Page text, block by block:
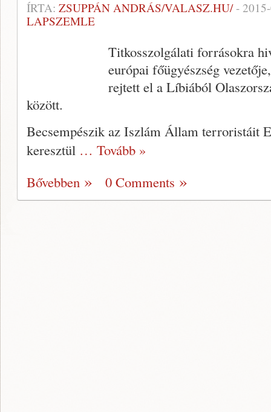
ÍRTA: ZSUPPÁN ANDRÁS/VALASZ.HU/-
LAPSZEMLE
Titkosszolgálati forrásokra
európai főügyészség
rejtett el a Líbiából
között.
Becsempészik az Iszlám Állam terroristáit
keresztül … Tovább »
Bővebben
0 Comments